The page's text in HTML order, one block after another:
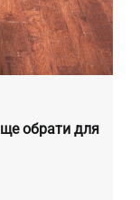
обрати для